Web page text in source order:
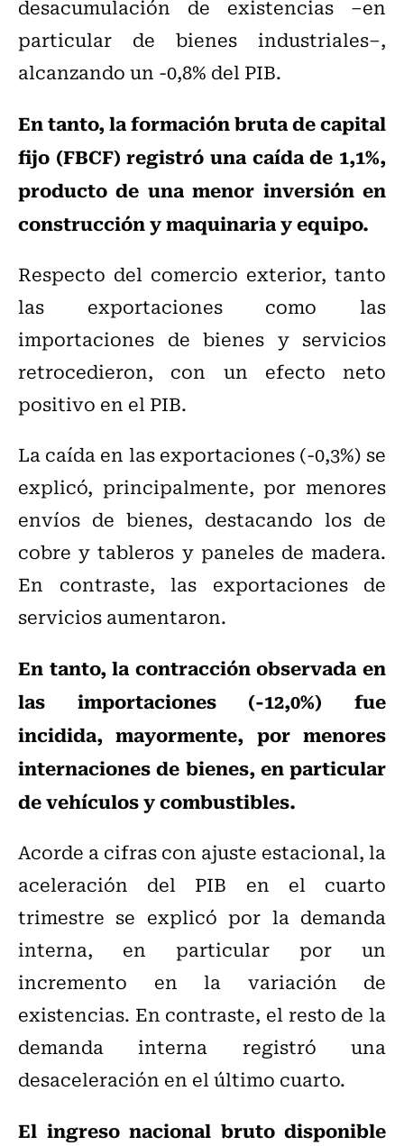
desacumulación de existencias –en
particular de bienes industriales–,
alcanzando un -0,8% del PIB.
En tanto, la formación bruta de capital
fijo (FBCF) registró una caída de 1,1%,
producto de una menor inversión en
construcción y maquinaria y equipo.
Respecto del comercio exterior, tanto
las exportaciones como las
importaciones de bienes y servicios
retrocedieron, con un efecto neto
positivo en el PIB.
La caída en las exportaciones (-0,3%) se
explicó, principalmente, por menores
envíos de bienes, destacando los de
cobre y tableros y paneles de madera.
En contraste, las exportaciones de
servicios aumentaron.
En tanto, la contracción observada en
las importaciones (-12,0%) fue
incidida, mayormente, por menores
internaciones de bienes, en particular
de vehículos y combustibles.
Acorde a cifras con ajuste estacional, la
aceleración del PIB en el cuarto
trimestre se explicó por la demanda
interna, en particular por un
incremento en la variación de
existencias. En contraste, el resto de la
demanda interna registró una
desaceleración en el último cuarto.
El ingreso nacional bruto disponible